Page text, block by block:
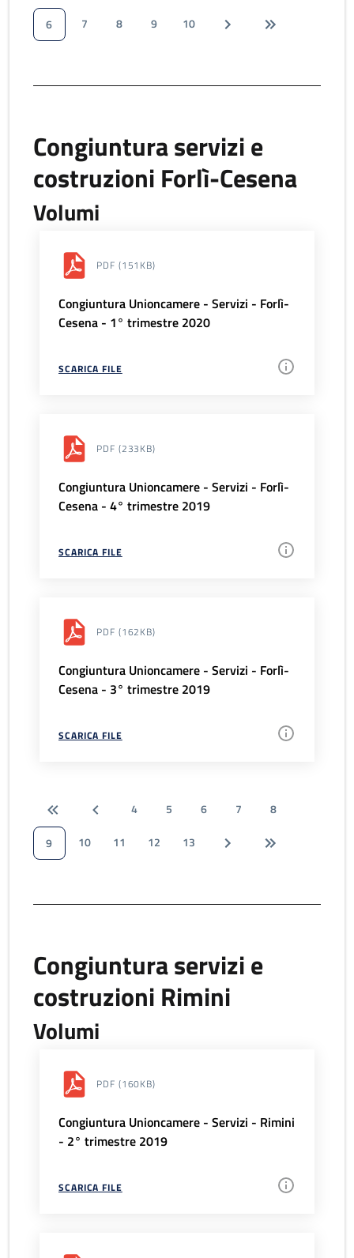
6
7 8 9 10
Congiuntura servizi e
costruzioni Forlì-Cesena
Volumi
PDF (151KB)
Congiuntura Unioncamere - Servizi - Forlì-
Cesena - 1° trimestre 2020
SCARICA FILE
PDF (233KB)
Congiuntura Unioncamere - Servizi - Forlì-
Cesena - 4° trimestre 2019
SCARICA FILE
PDF (162KB)
Congiuntura Unioncamere - Servizi - Forlì-
Cesena - 3° trimestre 2019
SCARICA FILE
4 5 6 7
8
9
10 11 12 13
Congiuntura servizi e
costruzioni Rimini
Volumi
PDF (160KB)
Congiuntura Unioncamere - Servizi - Rimini
- 2° trimestre 2019
SCARICA FILE